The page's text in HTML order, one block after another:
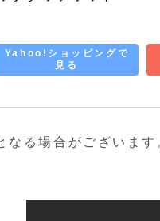
Yahoo!ショッピングで
見る
る場合がございま